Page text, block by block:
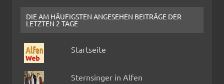
DIE AM HÄUFIGSTEN ANGESEHEN BEITRÄGE DER
LETZTEN 2 TAGE
Startseite
Sternsinger in Alfen